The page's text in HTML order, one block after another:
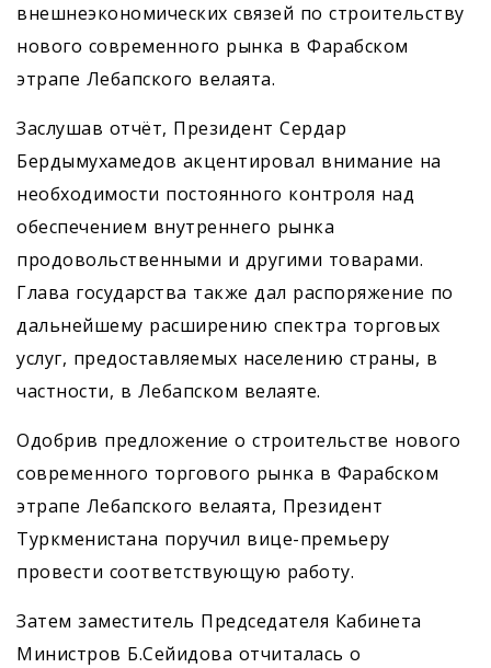
внешнеэкономических связей по строительству
нового современного рынка в Фарабском
этрапе Лебапского велаята.
Заслушав отчёт, Президент Сердар
Бердымухамедов акцентировал внимание на
необходимости постоянного контроля над
обеспечением внутреннего рынка
продовольственными и другими товарами.
Глава государства также дал распоряжение по
дальнейшему расширению спектра торговых
услуг, предоставляемых населению страны, в
частности, в Лебапском велаяте.
Одобрив предложение о строительстве нового
современного торгового рынка в Фарабском
этрапе Лебапского велаята, Президент
Туркменистана поручил вице-премьеру
провести соответствующую работу.
Затем заместитель Председателя Кабинета
Министров Б.Сейидова отчиталась о